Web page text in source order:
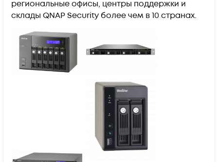
региональные офисы, центры поддержки и
склады QNAP Security более чем в 10 странах.